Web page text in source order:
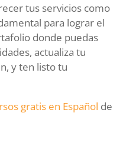
y
V
d
tus servicios como
para lograr el
donde puedas
actualiza tu
y ten listo tu
gratis en Español de